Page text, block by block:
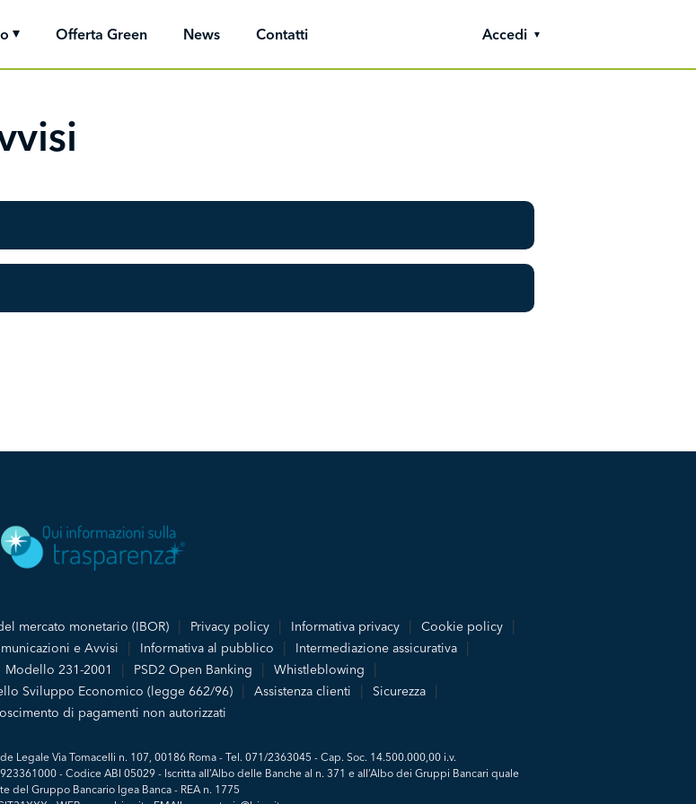
Offerta Green News Contatti Accedi
mercato monetario (IBOR) Privacy policy Informativa privacy
Cookie policy
e Avvisi Informativa al pubblico
Intermediazione assicurativa
Modello 231-2001 PSD2 Open Banking
Whistleblowing
Sviluppo Economico (legge 662/96)
Assistenza clienti
Sicurezza
di pagamenti non autorizzati
Legale Via Tomacelli n. 107, 00186 Roma - Tel. 071/2363045 - Cap. Soc. 14.500.000,00 i.v.
- Codice ABI 05029 - Iscritta all’Albo delle Banche al n. 371 e all’Albo dei Gruppi Bancari quale
del Gruppo Bancario Igea Banca - REA n. 1775